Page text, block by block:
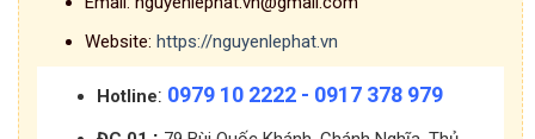
Website: https://nguyenlephat.vn
Hotline: 0979 10 2222 - 0917 378 979